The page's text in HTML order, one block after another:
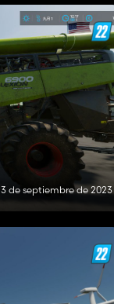
3 de septiembre de 2023